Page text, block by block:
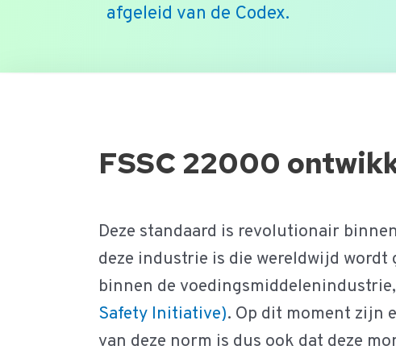
afgeleid van de Codex.
FSSC 22000
Deze standaard is revolutionair
deze industrie is die wereldwijd
binnen de
Safety Initiative). Op dit moment zijn
van deze norm is dus ook dat deze